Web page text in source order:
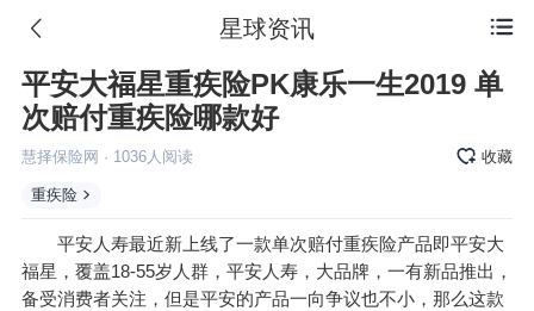
 星球资讯
平安大福星重疾险PK康乐一生2019 单
次赔付重疾险哪款好
慧择保险网 · 1036人阅读 收藏
重疾险
平安人寿最近新上线了一款单次赔付重疾险产品即平安大
福星，覆盖18-55岁人群，平安人寿，大品牌，一有新品推出，
备受消费者关注，但是平安的产品一向争议也不小，那么这款